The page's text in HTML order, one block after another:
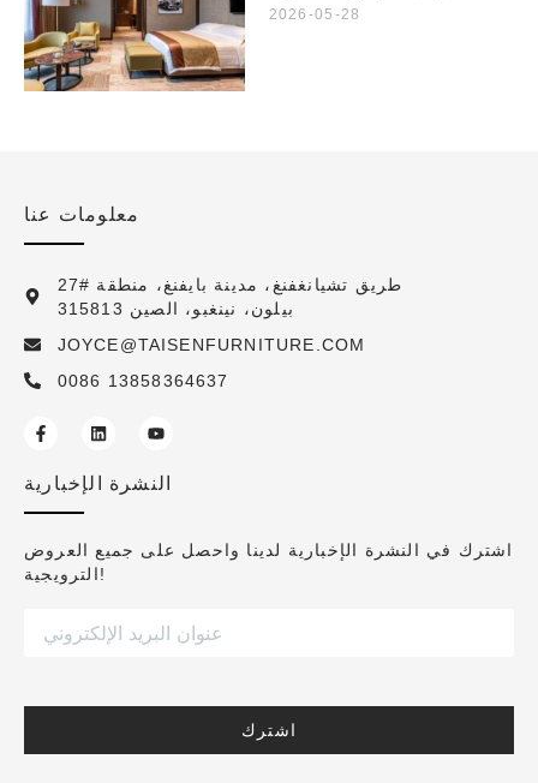
2026-05-28
معلومات عنا
27# طريق تشيانغفنغ، مدينة بايفنغ، منطقة
بيلون، نينغبو، الصين 315813
JOYCE@TAISENFURNITURE.COM
0086 13858364637
النشرة الإخبارية
اشترك في النشرة الإخبارية لدينا واحصل على جميع العروض
الترويجية!
اشترك